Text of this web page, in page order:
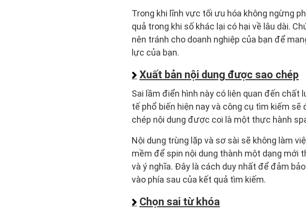
Trong khi lĩnh vực tối ưu hóa không ngừng
quả trong khi số khác lại có hại về lâu dài.
nên tránh cho doanh nghiệp của bạn để
lực của bạn.
Xuất bản nội dung được sao chép
Sai lầm điển hình này có liên quan đến chất
tế phổ biến hiện nay và công cụ tìm kiếm
chép nội dung được coi là một thực hành
Nội dung trùng lặp và sơ sài sẽ không làm
mềm để spin nội dung thành một dạng mới
và ý nghĩa. Đây là cách duy nhất để đảm
vào phía sau của kết quả tìm kiếm.
Chọn sai từ khóa